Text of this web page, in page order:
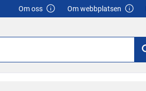
Om oss Om webbplatsen